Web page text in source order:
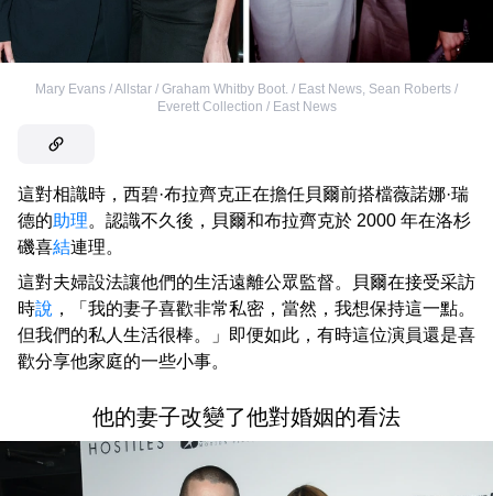
Mary Evans / Allstar / Graham Whitby Boot. / East News, Sean Roberts /
Everett Collection / East News
這對相識時，西碧·布拉齊克正在擔任貝爾前搭檔薇諾娜·瑞
德的助理。認識不久後，貝爾和布拉齊克於 2000 年在洛杉
磯喜結連理。
這對夫婦設法讓他們的生活遠離公眾監督。貝爾在接受采訪
時說 ，「我的妻子喜歡非常私密，當然，我想保持這一點。
但我們的私人生活很棒。」即便如此，有時這位演員還是喜
歡分享他家庭的一些小事。
他的妻子改變了他對婚姻的看法